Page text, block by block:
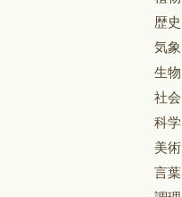
歴史
気象
生物
社会
科学
美術
言葉